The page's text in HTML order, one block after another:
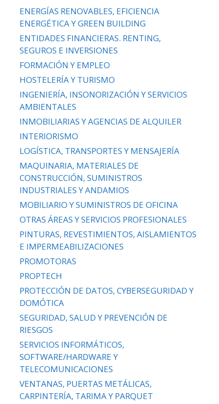
ENERGÍAS RENOVABLES, EFICIENCIA
ENERGÉTICA Y GREEN BUILDING
ENTIDADES FINANCIERAS. RENTING,
SEGUROS E INVERSIONES
FORMACIÓN Y EMPLEO
HOSTELERÍA Y TURISMO
INGENIERÍA, INSONORIZACIÓN Y SERVICIOS
AMBIENTALES
INMOBILIARIAS Y AGENCIAS DE ALQUILER
INTERIORISMO
LOGÍSTICA, TRANSPORTES Y MENSAJERÍA
MAQUINARIA, MATERIALES DE
CONSTRUCCIÓN, SUMINISTROS
INDUSTRIALES Y ANDAMIOS
MOBILIARIO Y SUMINISTROS DE OFICINA
OTRAS ÁREAS Y SERVICIOS PROFESIONALES
PINTURAS, REVESTIMIENTOS, AISLAMIENTOS
E IMPERMEABILIZACIONES
PROMOTORAS
PROPTECH
PROTECCIÓN DE DATOS, CYBERSEGURIDAD Y
DOMÓTICA
SEGURIDAD, SALUD Y PREVENCIÓN DE
RIESGOS
SERVICIOS INFORMÁTICOS,
SOFTWARE/HARDWARE Y
TELECOMUNICACIONES
VENTANAS, PUERTAS METÁLICAS,
CARPINTERÍA, TARIMA Y PARQUET